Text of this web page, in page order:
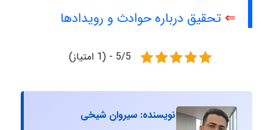
⇐ تحقیق درباره حوادث و رویدادها
5/5 - (1 امتیاز)
نویسنده: سیروان شیخی